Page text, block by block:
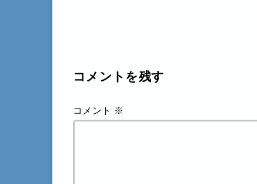
コメントを残す
コメント ※